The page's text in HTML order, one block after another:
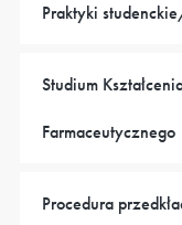
Praktyki
Studium
Farmaceutycznego
Procedura